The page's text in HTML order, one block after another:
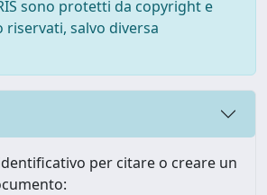
sono protetti da copyright e
salvo diversa
per citare o creare un